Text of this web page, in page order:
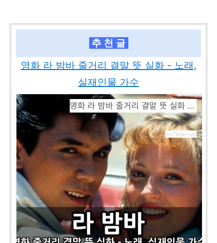
추 천 글
영화 라 밤바 줄거리 결말 뜻 실화 - 노래,
실재인물 가수
영화 라 밤바 줄거리 결말 뜻 실화 - 노래, 실재인물 가수
kiss7.tistory.com